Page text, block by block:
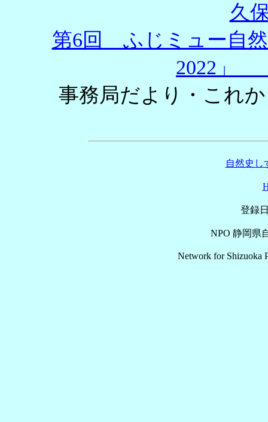
久
第6回 ふじミュー自
2022」
事務局だより・
自然史し
登録
NPO 静岡県
Network for Shizuoka